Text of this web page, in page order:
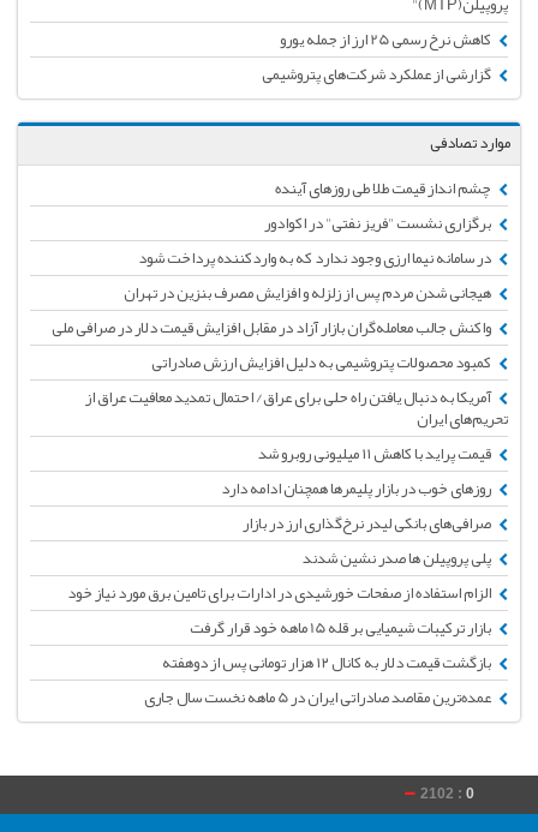
کاهش نرخ رسمی 25 ارز از جمله یورو
گزارشی از عملکرد شرکت‌های پتروشیمی
موارد تصادفی
چشم انداز قیمت طلا طی روزهای آینده
برگزاری نشست "فریز نفتی" در اکوادور
در سامانه نیما ارزی وجود ندارد که به واردکننده پرداخت شود
هیجانی شدن مردم پس از زلزله و افزایش مصرف بنزین در تهران
واکنش جالب معامله‌گران بازار آزاد در مقابل افزایش قیمت دلار در صرافی ملی
کمبود محصولات پتروشیمی به دلیل افزایش ارزش صادراتی
آمریکا به دنبال یافتن راه حلی برای عراق/ احتمال تمدید معافیت عراق از
تحریم‌‌های ایران
قیمت پراید با کاهش ۱۱ میلیونی روبرو شد
روزهای خوب در بازار پلیمرها همچنان ادامه دارد
صرافی‌های بانکی لیدر نرخ‌گذاری ارز در بازار
پلی پروپیلن ها صدر نشین شدند
الزام استفاده از صفحات خورشیدی در ادارات برای تامین برق مورد نیاز خود
بازار ترکیبات شیمیایی بر قله 15 ماهه خود قرار گرفت
بازگشت قیمت دلار به کانال ۱۲ هزار تومانی پس از دوهفته
عمده‌ترین مقاصد صادراتی ایران در 5 ماهه نخست سال جاری
2102 : 0